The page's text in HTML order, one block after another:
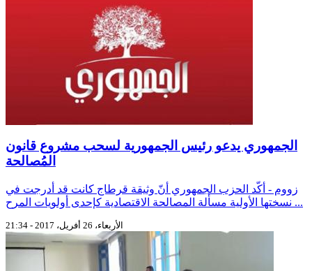
الجمهوري يدعو رئيس الجمهورية لسحب مشروع قانون
المُصالحة
زووم - أكّد الحزب الجمهوري أنّ وثيقة قرطاج كانت قد أدرجت في
نسختها الأولية مسألة المصالحة الاقتصادية كإحدى أولويات المرح ...
الأربعاء، 26 أفريل، 2017 - 21:34